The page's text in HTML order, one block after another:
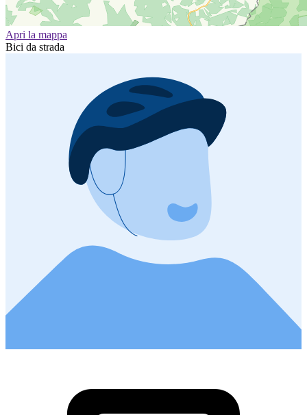
Apri la mappa
Bici da strada